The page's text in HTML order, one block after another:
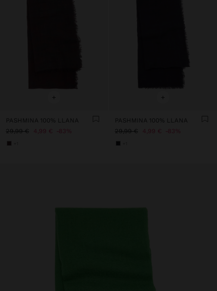
+
PASHMINA 100% LLANA
29,99 €
4,99 € 83%
+
PASHMINA 100% LLANA
29,99 €
4,99 € 83%